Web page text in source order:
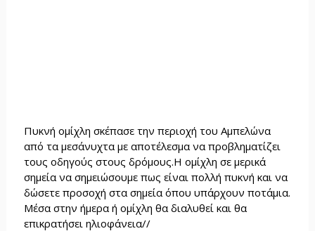
Πυκνή ομίχλη σκέπασε την περιοχή του Αμπελώνα
από τα μεσάνυχτα με αποτέλεσμα να προβληματίζει
τους οδηγούς στους δρόμους.Η ομίχλη σε μερικά
σημεία να σημειώσουμε πως είναι πολλή πυκνή και να
δώσετε προσοχή στα σημεία όπου υπάρχουν ποτάμια.
Μέσα στην ήμερα ή ομίχλη θα διαλυθεί και θα
επικρατήσει ηλιοφάνεια//